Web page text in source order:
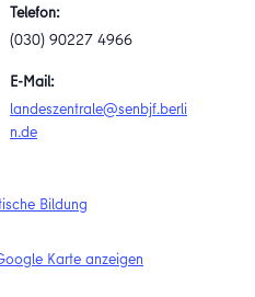
Bildung
Karte anzeigen
Telefon:
(030) 90227 4966
E-Mail:
landeszentrale@senbjf.berli
n.de